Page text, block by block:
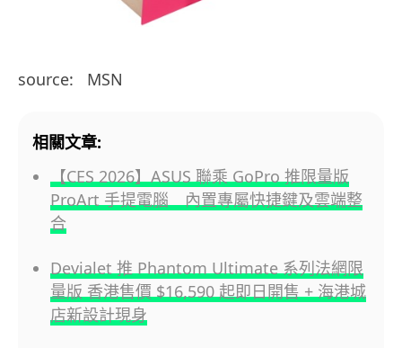
source: MSN
相關文章:
【CES 2026】ASUS 聯乘 GoPro 推限量版
ProArt 手提電腦 內置專屬快捷鍵及雲端整
合
Devialet 推 Phantom Ultimate 系列法網限
量版 香港售價 $16,590 起即日開售 + 海港城
店新設計現身